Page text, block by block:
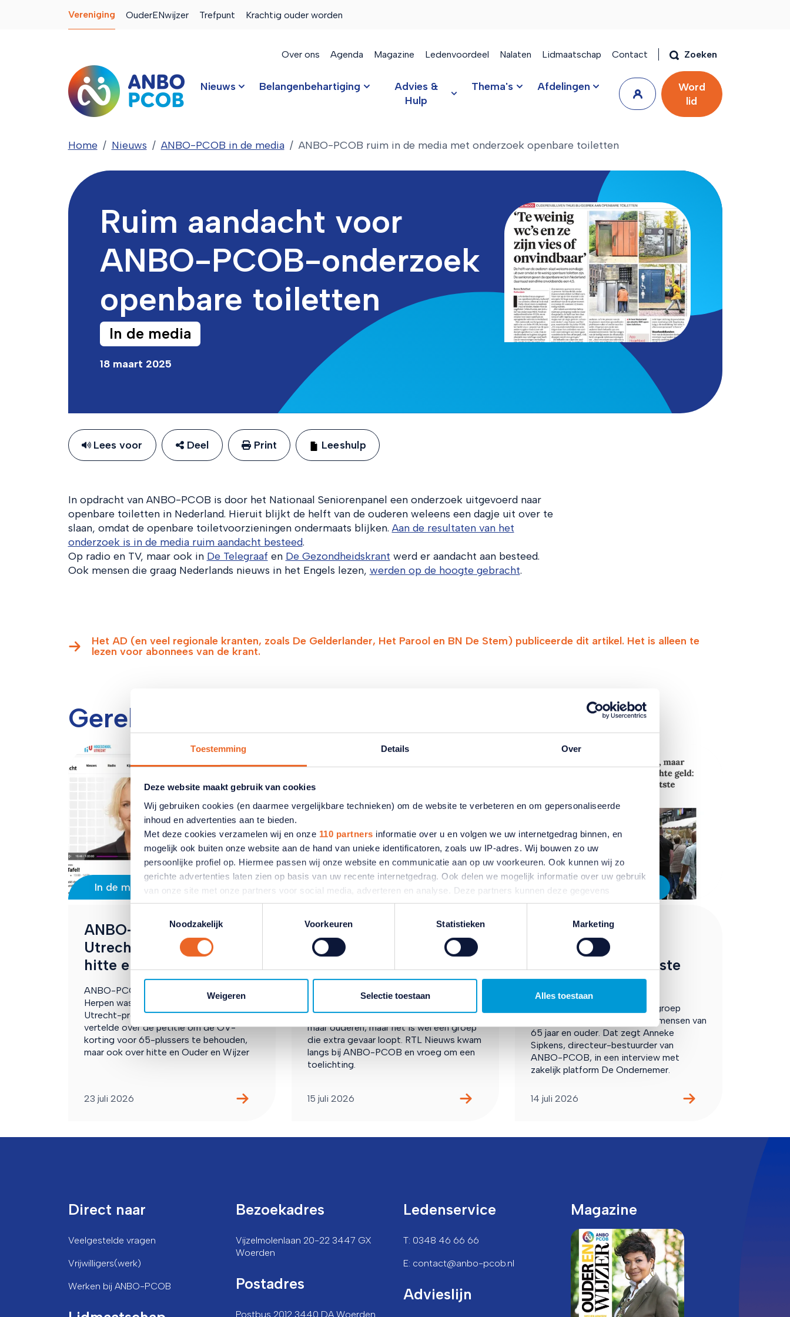
Toestemming Details Over
Deze website maakt gebruik van cookies
Wij gebruiken cookies (en daarmee vergelijkbare technieken) om de website te verbeteren en om gepersonaliseerde
inhoud en advertenties aan te bieden.
Met deze cookies verzamelen wij en onze 110 partners informatie over u en volgen we uw internetgedrag binnen, en
mogelijk ook buiten onze website aan de hand van unieke identificatoren, zoals uw IP-adres. Wij bouwen zo uw
persoonlijke profiel op. Hiermee passen wij onze website en communicatie aan op uw voorkeuren. Ook kunnen wij zo
gerichte advertenties laten zien op basis van uw recente internetgedrag. Ook delen we mogelijk informatie over uw gebruik
van onze site met onze partners voor social media, adverteren en analyse. Deze partners kunnen deze gegevens
combineren met andere informatie die u aan ze heeft verstrekt of die ze hebben verzameld op basis van uw gebruik van
hun services. Verandert u later van gedachten? U kunt uw voorkeuren aanpassen of uw toestemming intrekken door te
klikken op het blauwe icoontje linksonder.
Lees hierover meer in ons
encookiebeleid
Noodzakelijk
Voorkeuren Statistieken Marketing
Weigeren Selectie toestaan Alles toestaan
Vereniging OuderENwijzer Trefpunt Krachtig ouder worden
Over ons Agenda Magazine Ledenvoordeel Nalaten Lidmaatschap Contact Zoeken
Nieuws Belangenbehartiging
Advies &
Hulp
Thema's Afdelingen
Word
lid
Home Nieuws ANBO-PCOB in de media ANBO-PCOB ruim in de media met onderzoek openbare toiletten
Ruim aandacht voor
ANBO-PCOB-onderzoek
openbare toiletten
In de media
18 maart 2025
Lees voor Deel Print Leeshulp
In opdracht van ANBO-PCOB is door het Nationaal Seniorenpanel een onderzoek uitgevoerd naar
openbare toiletten in Nederland. Hieruit blijkt de helft van de ouderen weleens een dagje uit over te
slaan, omdat de openbare toiletvoorzieningen ondermaats blijken. Aan de resultaten van het
onderzoek is in de media ruim aandacht besteed.
Op radio en TV, maar ook in De Telegraaf en De Gezondheidskrant werd er aandacht aan besteed.
Ook mensen die graag Nederlands nieuws in het Engels lezen, werden op de hoogte gebracht.
Het AD (en veel regionale kranten, zoals De Gelderlander, Het Parool en BN De Stem) publiceerde dit artikel. Het is alleen te
lezen voor abonnees van de krant.
Gerelateerde artikelen
In de media
ANBO-PCOB bij Radio M
Utrecht over ov-petitie,
hitte en OuderenWijzer
ANBO-PCOB woordvoerder Simon van
Herpen was te gast bij het Radio M
Utrecht-programma Aan Tafel!. Hij
vertelde over de petitie om de OV-
korting voor 65-plussers te behouden,
maar ook over hitte en Ouder en Wijzer
23 juli 2026
In de media
ANBO-PCOB bij RTL
Nieuws met reactie op
oversterfte door hitte
Er zijn naar schatting 911 mensen extra
juni en begin juli. Dit zijn zeker niet alleen
maar ouderen, maar het is wel een groep
die extra gevaar loopt. RTL Nieuws kwam
langs bij ANBO-PCOB en vroeg om een
toelichting.
15 juli 2026
In de media
De Ondernemer
interviewt Anneke
Sipkens over gemiste
kansen bedrijven
Bedrijven zien een groeiende groep
consumenten over het hoofd: mensen van
65 jaar en ouder. Dat zegt Anneke
Sipkens, directeur-bestuurder van
ANBO-PCOB, in een interview met
zakelijk platform De Ondernemer.
14 juli 2026
Direct naar
Veelgestelde vragen
Vrijwilligers(werk)
Werken bij ANBO-PCOB
Bezoekadres
Vijzelmolenlaan 20-22 3447 GX
Woerden
Postadres
Postbus 2012 3440 DA Woerden
Ledenservice
T: 0348 46 66 66
E: contact@anbo-pcob.nl
Advieslijn
Magazine